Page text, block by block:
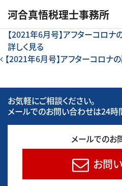
河合真悟税理⼠事務所
【2021年6月号】アフターコロ
詳しく見る
投稿ナビゲーション
【2021年6月号】アフターコロナ
お気軽にご相談ください。
メールでのお問い合わせは24時
メールでのお
お問